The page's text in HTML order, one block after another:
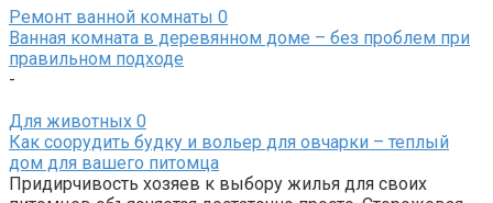
Ремонт ванной комнаты 0
Ванная комната в деревянном доме – без проблем при
правильном подходе
-
Для животных 0
Как соорудить будку и вольер для овчарки – теплый
дом для вашего питомца
Придирчивость хозяев к выбору жилья для своих